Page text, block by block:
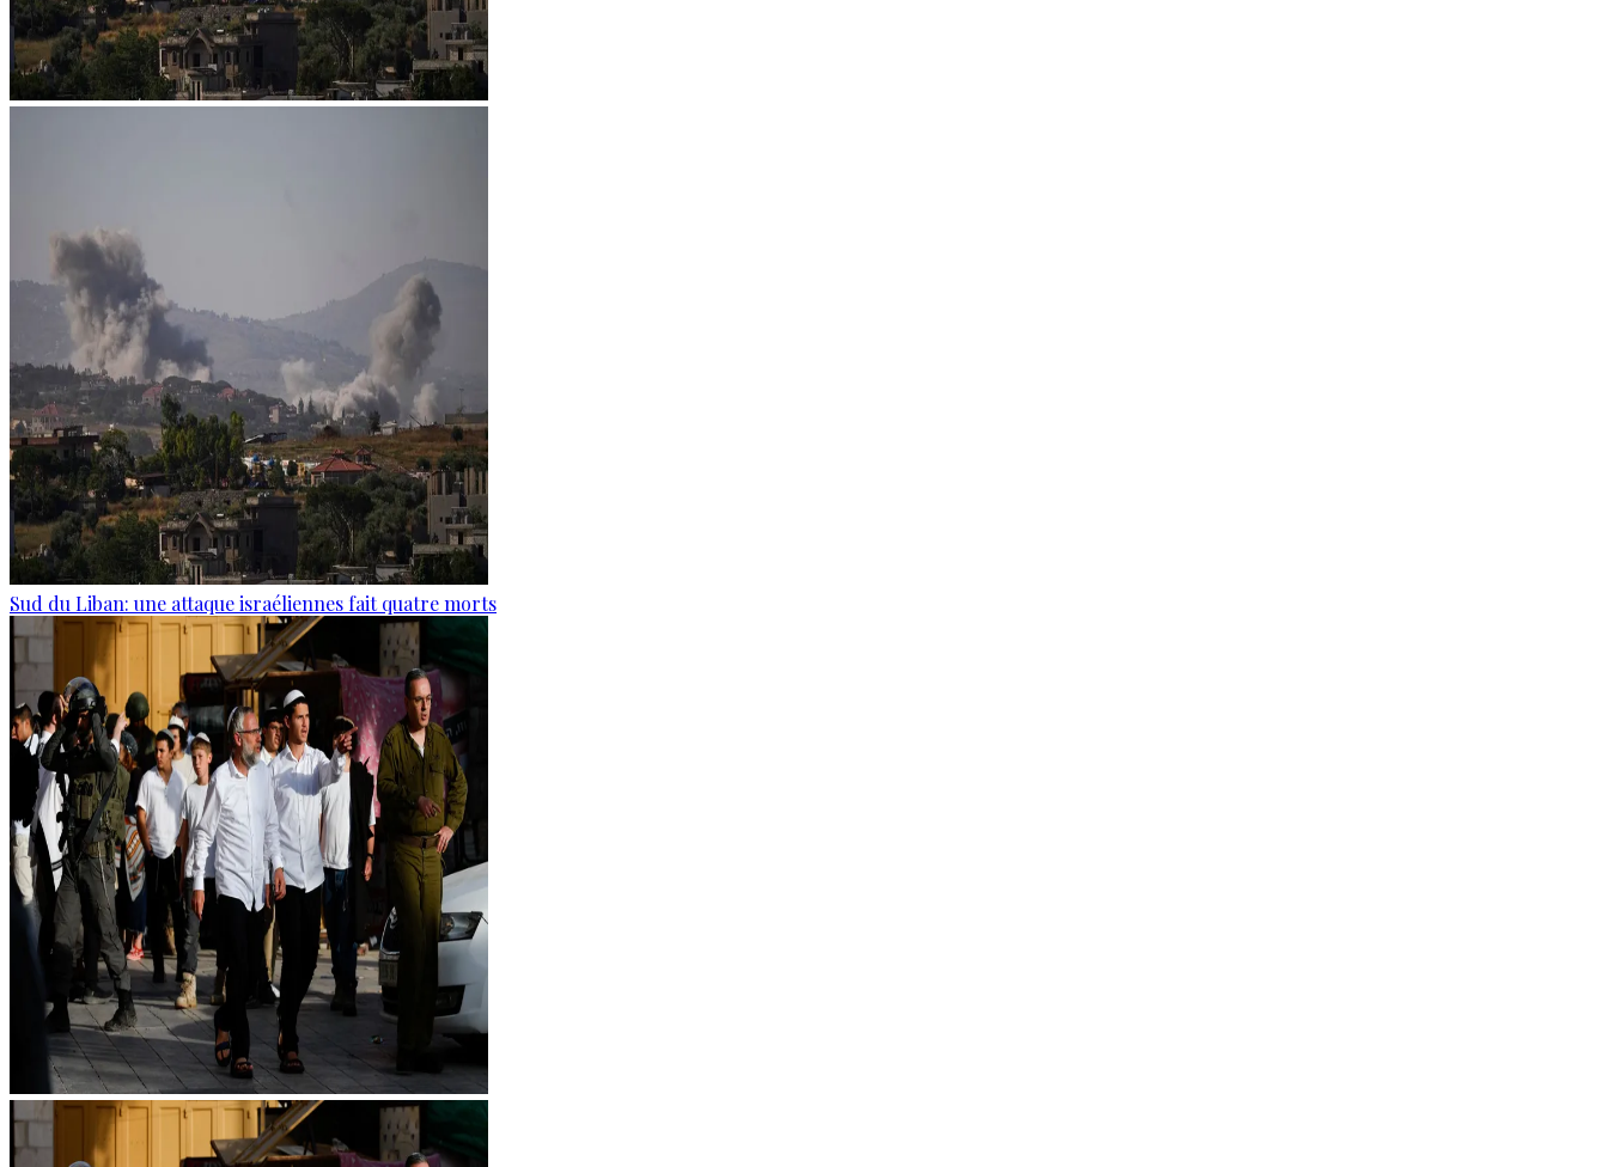
Sud du Liban: une attaque israéliennes fait quatre morts